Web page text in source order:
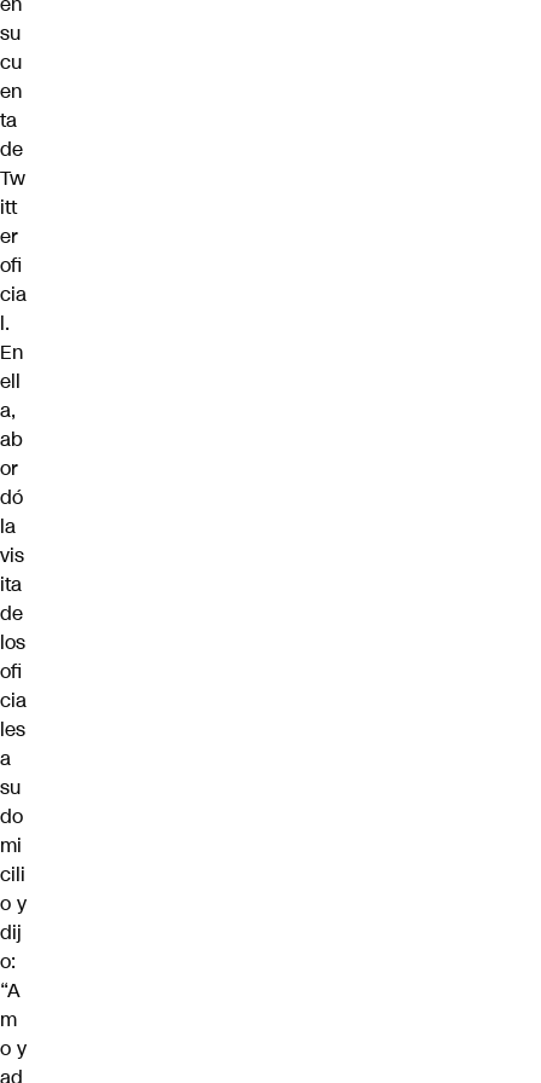
su
cu
en
ta
de
Tw
itt
er
ofi
cia
l.
En
ell
a,
ab
or
dó
la
vis
ita
de
los
ofi
cia
les
a
su
do
mi
cili
o y
dij
o:
“A
m
o y
ad